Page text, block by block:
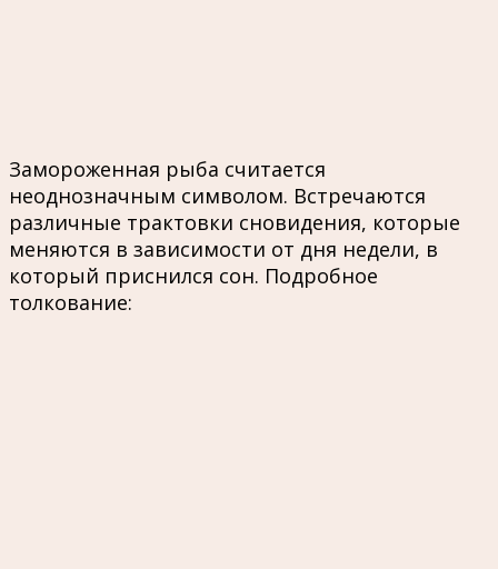
Замороженная рыба считается
неоднозначным символом. Встречаются
различные трактовки сновидения, которые
меняются в зависимости от дня недели, в
который приснился сон. Подробное
толкование: